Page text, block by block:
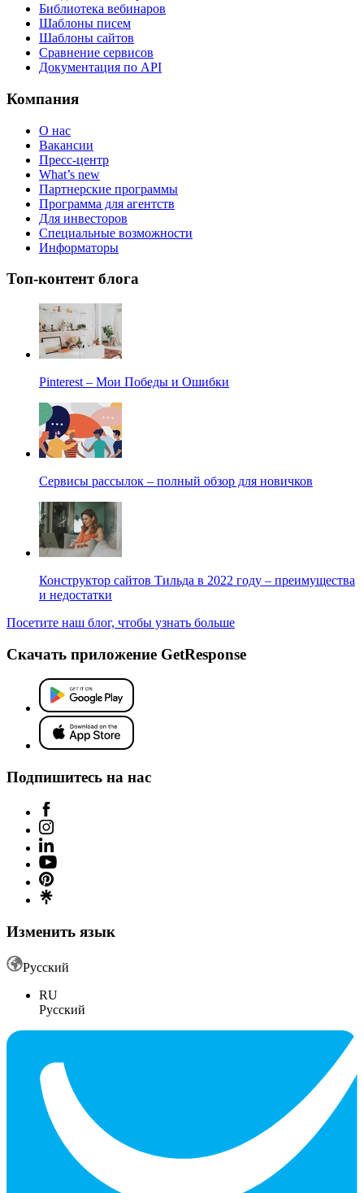
Библиотека вебинаров
Шаблоны писем
Шаблоны сайтов
Сравнение сервисов
Документация по API
Компания
О нас
Вакансии
Пресс-центр
What’s new
Партнерские программы
Программа для агентств
Для инвесторов
Специальные возможности
Информаторы
Топ-контент блога
Pinterest – Мои Победы и Ошибки
Сервисы рассылок – полный обзор для новичков
Конструктор сайтов Тильда в 2022 году – преимущества
и недостатки
Посетите наш блог, чтобы узнать больше
Скачать приложение GetResponse
Подпишитесь на нас
Изменить язык
Русский
RU
Русский